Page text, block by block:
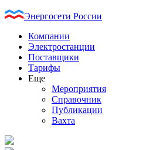
Энергосети России
Компании
Электростанции
Поставщики
Тарифы
Еще
Мероприятия
Справочник
Публикации
Вахта